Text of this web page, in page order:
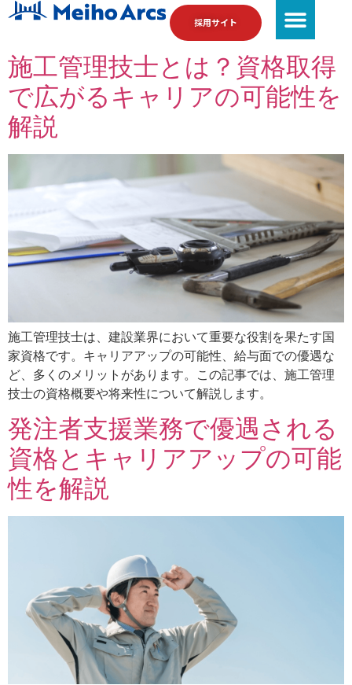
採用サイト
施工管理技士とは？資格取得
で広がるキャリアの可能性を
解説
施工管理技士は、建設業界において重要な役割を果たす国
家資格です。キャリアアップの可能性、給与面での優遇な
ど、多くのメリットがあります。この記事では、施工管理
技士の資格概要や将来性について解説します。
発注者支援業務で優遇される
資格とキャリアアップの可能
性を解説